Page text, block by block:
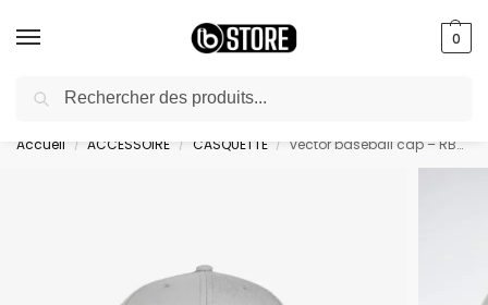
0
livraison gratuite au bureau dès 10000 DA avec paiement en ligne
Accueil / ACCESSOIRE / CASQUETTE / vector baseball cap – RBH1100-004